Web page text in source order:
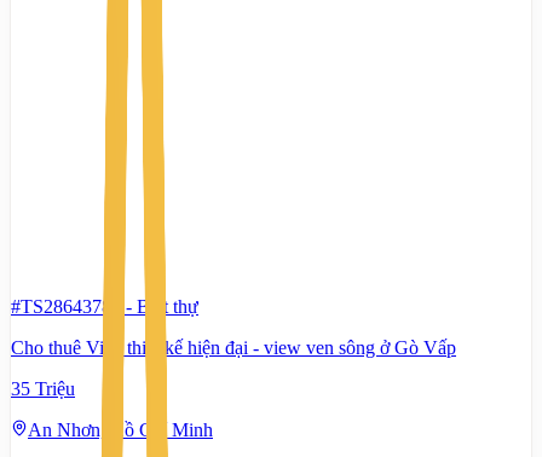
#TS28643786 - Biệt thự
Cho thuê Villa thiết kế hiện đại - view ven sông ở Gò Vấp
35 Triệu
An Nhơn, Hồ Chí Minh